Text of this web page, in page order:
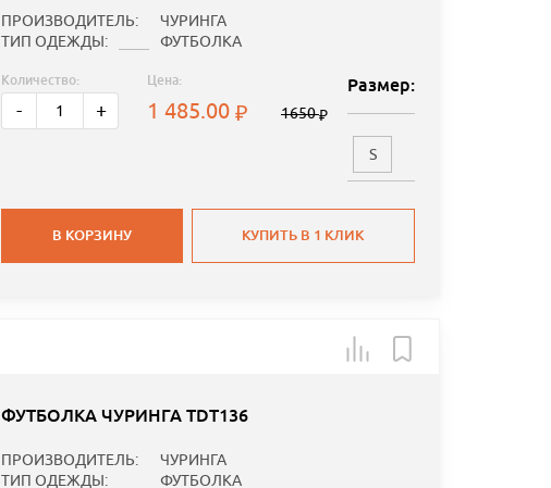
ПРОИЗВОДИТЕЛЬ:
ЧУРИНГА
ТИП ОДЕЖДЫ:
ФУТБОЛКА
Количество:
- +
Цена:
1 485.00 1650
Размер:
S
В КОРЗИНУ КУПИТЬ В 1 КЛИК
ФУТБОЛКА ЧУРИНГА TDT136
ПРОИЗВОДИТЕЛЬ:
ЧУРИНГА
ТИП ОДЕЖДЫ:
ФУТБОЛКА